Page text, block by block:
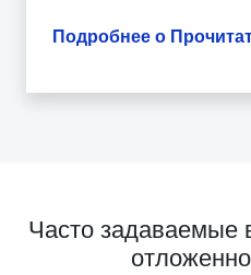
Подробнее о
Часто задаваемые